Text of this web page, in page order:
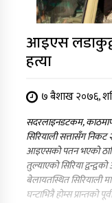
आइएस
हत्या
७ बैशाख २०७६,
सदरलाइनडटकम,
सिरियाली सत्तासँग
आइएसको पतन भएको
तुल्याएको सिरिया
बेलायतस्थित सिरियाली
घन्टाभित्रै होम्स प्रान्तको